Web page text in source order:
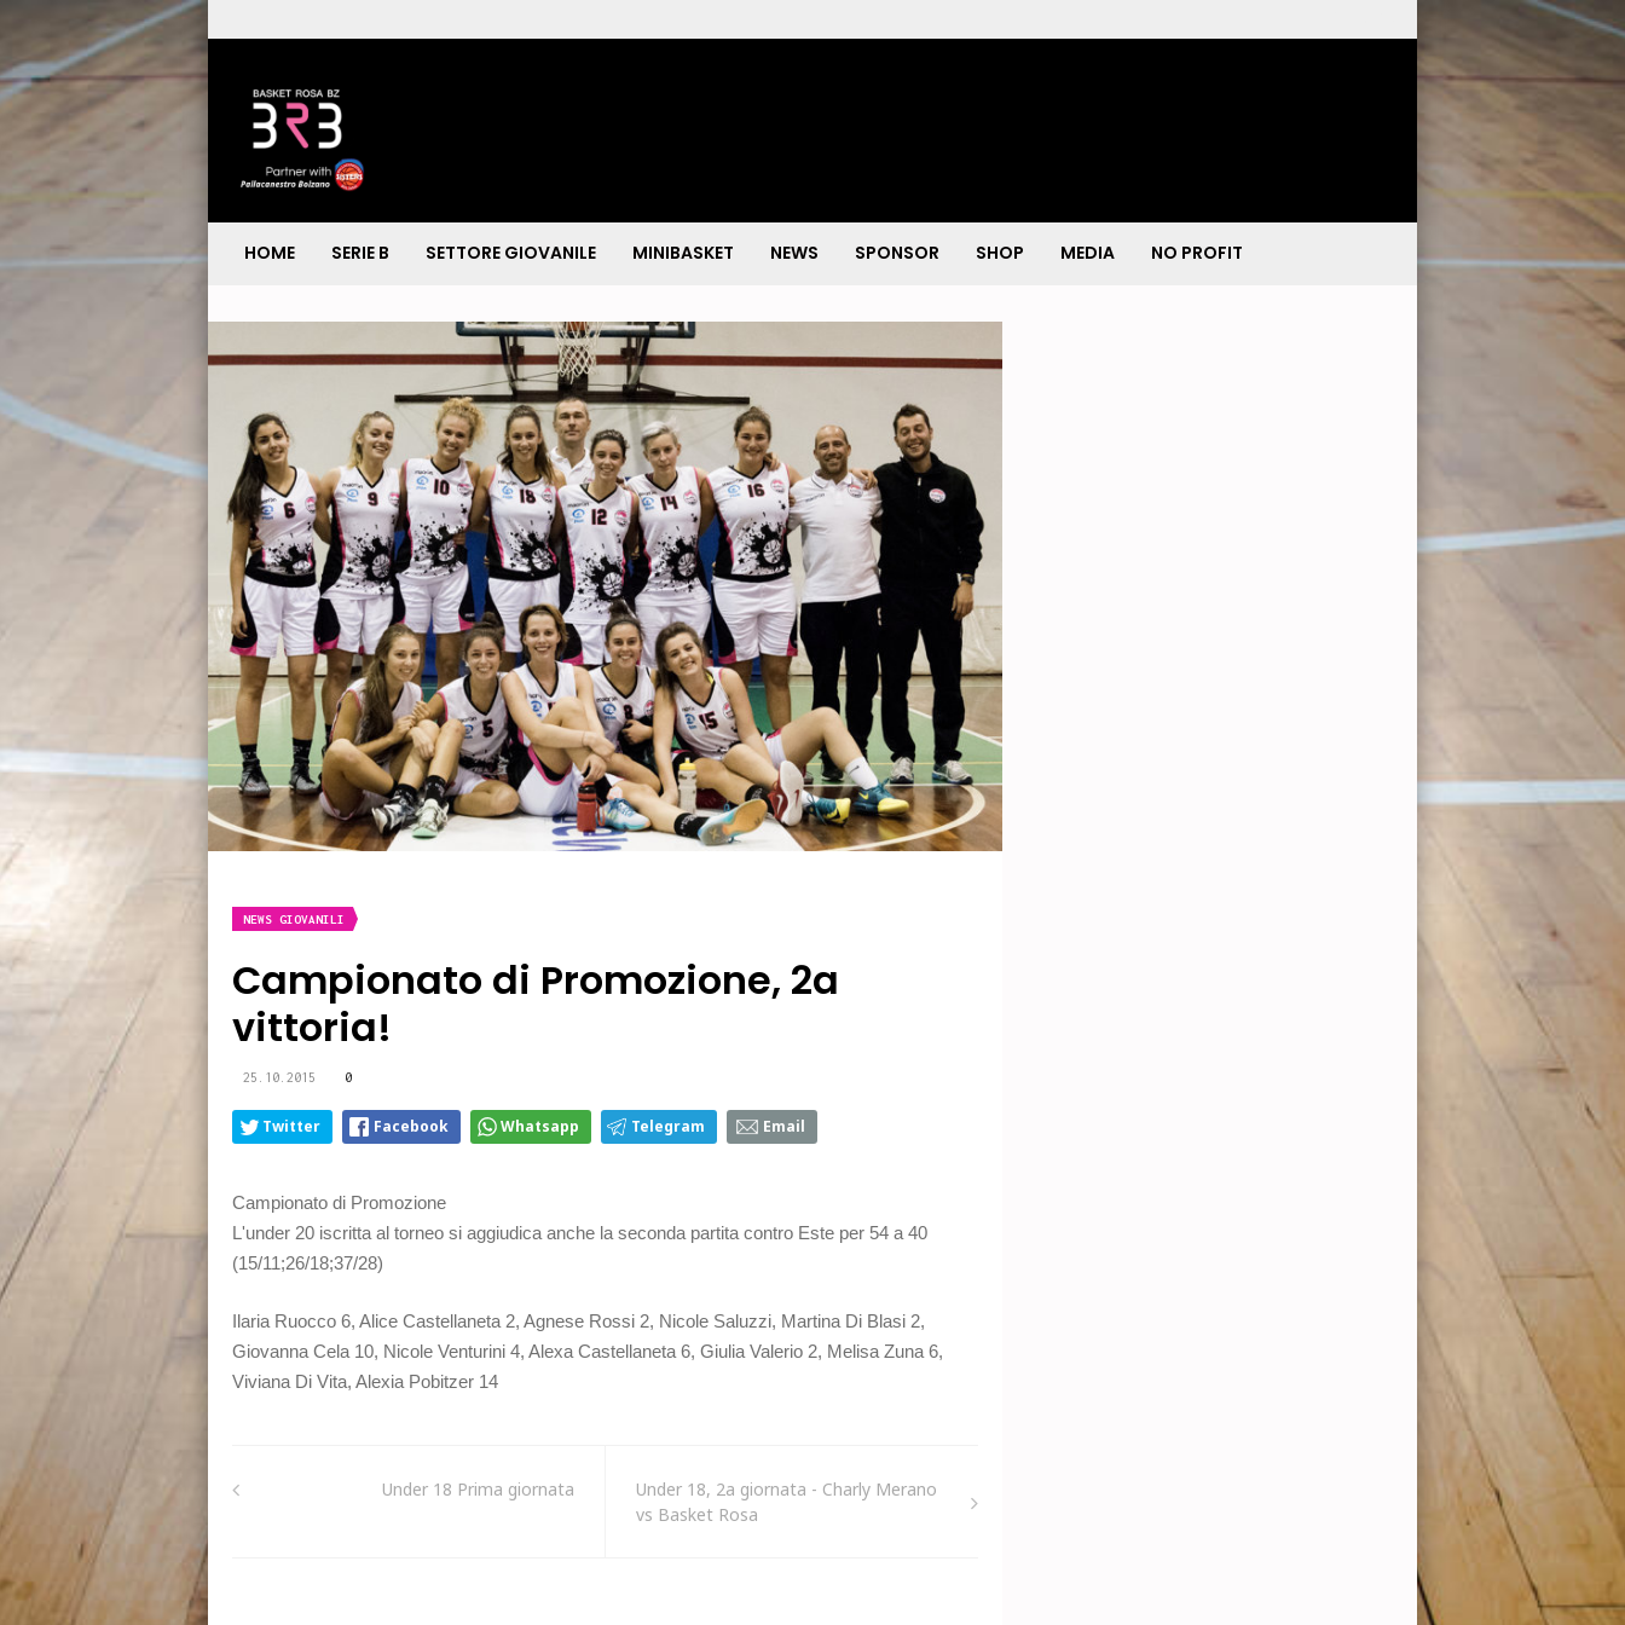
HOME SERIE B SETTORE GIOVANILE MINIBASKET NEWS SPONSOR SHOP MEDIA NO PROFIT
NEWS GIOVANILI
Campionato di Promozione, 2a
vittoria!
25.10.2015 0
Twitter Facebook Whatsapp Telegram Email
Campionato di Promozione
L'under 20 iscritta al torneo si aggiudica anche la seconda partita contro Este per 54 a 40
(15/11;26/18;37/28)
Ilaria Ruocco 6, Alice Castellaneta 2, Agnese Rossi 2, Nicole Saluzzi, Martina Di Blasi 2,
Giovanna Cela 10, Nicole Venturini 4, Alexa Castellaneta 6, Giulia Valerio 2, Melisa Zuna 6,
Viviana Di Vita, Alexia Pobitzer 14
Under 18 Prima giornata
Under 18, 2a giornata - Charly Merano
vs Basket Rosa